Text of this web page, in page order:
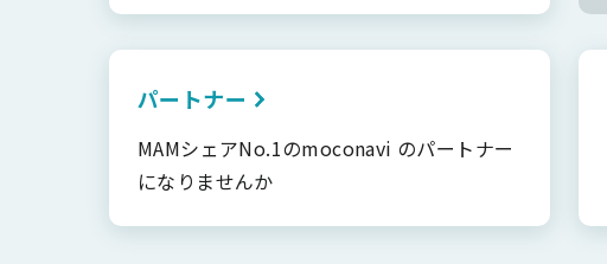
パートナー
MAMシェアNo.1のmoconavi のパートナー
になりませんか